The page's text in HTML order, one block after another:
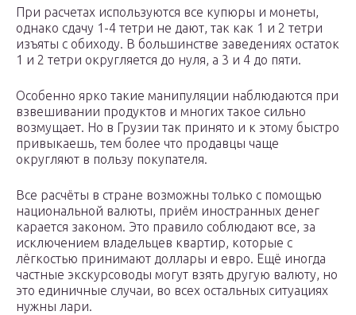
При расчетах используются все купюры и монеты,
однако сдачу 1-4 тетри не дают, так как 1 и 2 тетри
изъяты с обиходу. В большинстве заведениях остаток
1 и 2 тетри округляется до нуля, а 3 и 4 до пяти.
Особенно ярко такие манипуляции наблюдаются при
взвешивании продуктов и многих такое сильно
возмущает. Но в Грузии так принято и к этому быстро
привыкаешь, тем более что продавцы чаще
округляют в пользу покупателя.
Все расчёты в стране возможны только с помощью
национальной валюты, приём иностранных денег
карается законом. Это правило соблюдают все, за
исключением владельцев квартир, которые с
лёгкостью принимают доллары и евро. Ещё иногда
частные экскурсоводы могут взять другую валюту, но
это единичные случаи, во всех остальных ситуациях
нужны лари.